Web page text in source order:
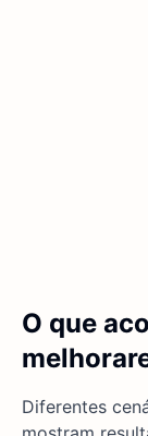
O que
Diferentes